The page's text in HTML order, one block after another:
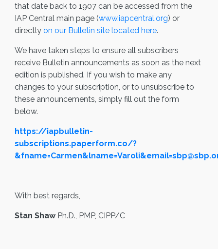
that date back to 1907 can be accessed from the
IAP Central main page (www.iapcentral.org) or
directly on our Bulletin site located here.
We have taken steps to ensure all subscribers
receive Bulletin announcements as soon as the next
edition is published. If you wish to make any
changes to your subscription, or to unsubscribe to
these announcements, simply fill out the form
below.
https://iapbulletin-
subscriptions.paperform.co/?
With best regards,
Stan Shaw Ph.D., PMP, CIPP/C